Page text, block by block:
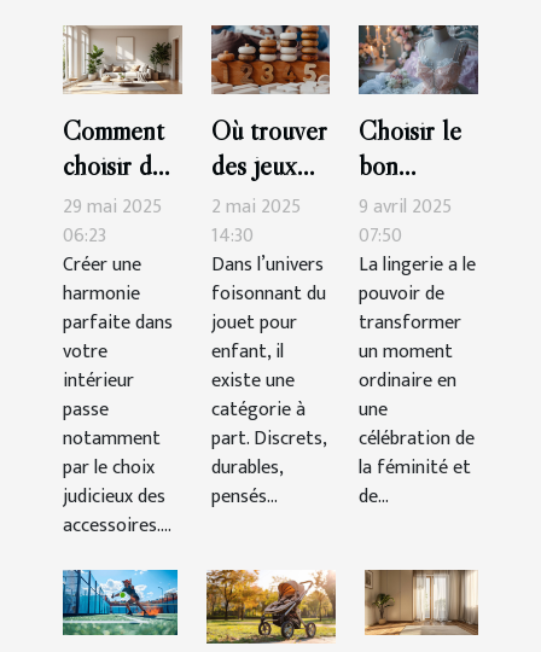
Comment
choisir des
accessoires
pour
maximiser
l'harmonie
de votre
intérieur
29 mai 2025
06:23
Créer une
harmonie
parfaite dans
votre
intérieur
passe
notamment
par le choix
judicieux des
accessoires....
Où trouver
des jeux
Montessori
de qualité
?
2 mai 2025
14:30
Dans l’univers
foisonnant du
jouet pour
enfant, il
existe une
catégorie à
part. Discrets,
durables,
pensés...
Choisir le
bon
ensemble
de lingerie
pour des
occasions
spéciales
9 avril 2025
07:50
La lingerie a le
pouvoir de
transformer
un moment
ordinaire en
une
célébration de
la féminité et
de...